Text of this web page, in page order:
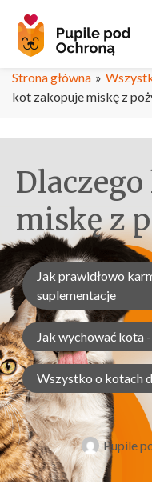
Strona główna »
kot zakopuje miskę z
miskę z
Jak prawidłowo
suplementacje
Jak wychować kota
Wszystko o kotach
Pupile